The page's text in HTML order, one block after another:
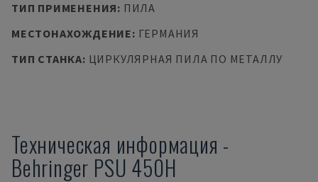
ТИП ПРИМЕНЕНИЯ: ПИЛА
МЕСТОНАХОЖДЕНИЕ: ГЕРМАНИЯ
ТИП СТАНКА: ЦИРКУЛЯРНАЯ ПИЛА ПО МЕТАЛЛУ
Техническая информация -
Behringer PSU 450H